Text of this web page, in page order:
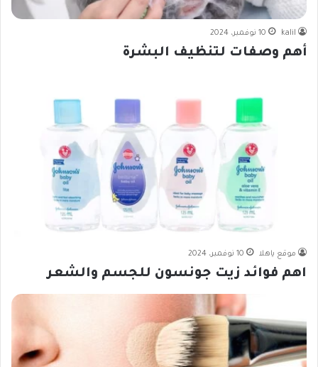
kalil 10 نوفمبر، 2024
أهم وصفات لتنظيف البشرة
موقع ياهلا 10 نوفمبر، 2024
اهم فوائد زيت جونسون للجسم والشعر